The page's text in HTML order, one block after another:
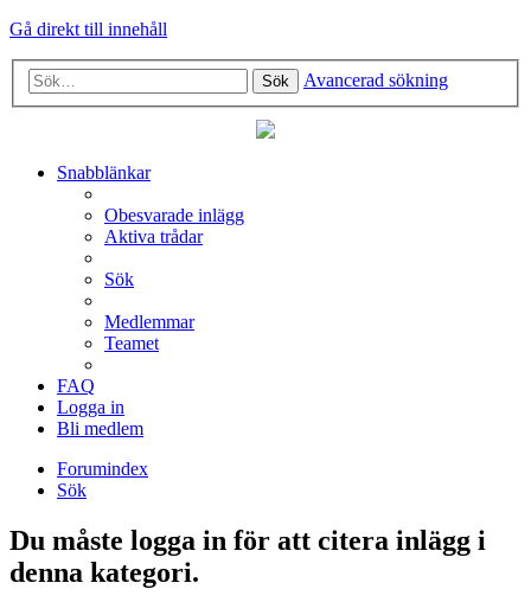
Gå direkt till innehåll
Sök Avancerad sökning
Snabblänkar
Obesvarade inlägg
Aktiva trådar
Sök
Medlemmar
Teamet
FAQ
Logga in
Bli medlem
Forumindex
Sök
Du måste logga in för att citera inlägg i
denna kategori.